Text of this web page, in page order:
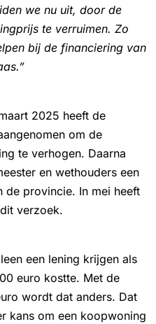
we nu uit, door de
te verruimen. Zo
bij de financiering van
2025 heeft de
om de
te verhogen. Daarna
en wethouders een
de provincie. In mei heeft
verzoek.
een lening krijgen als
euro kostte. Met de
wordt dat anders. Dat
kans om een koopwoning